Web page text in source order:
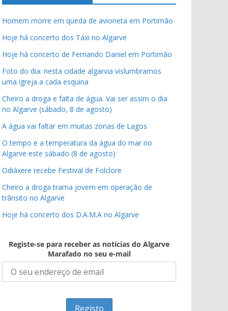
Homem morre em queda de avioneta em Portimão
Hoje há concerto dos Táxi no Algarve
Hoje há concerto de Fernando Daniel em Portimão
Foto do dia: nesta cidade algarvia vislumbramos
uma igreja a cada esquina
Cheiro a droga e falta de água. Vai ser assim o dia
no Algarve (sábado, 8 de agosto)
A água vai faltar em muitas zonas de Lagos
O tempo e a temperatura da água do mar no
Algarve este sábado (8 de agosto)
Odiáxere recebe Festival de Folclore
Cheiro a droga trama jovem em operação de
trânsito no Algarve
Hoje há concerto dos D.A.M.A no Algarve
Registe-se para receber as notícias do Algarve
Marafado no seu e-mail